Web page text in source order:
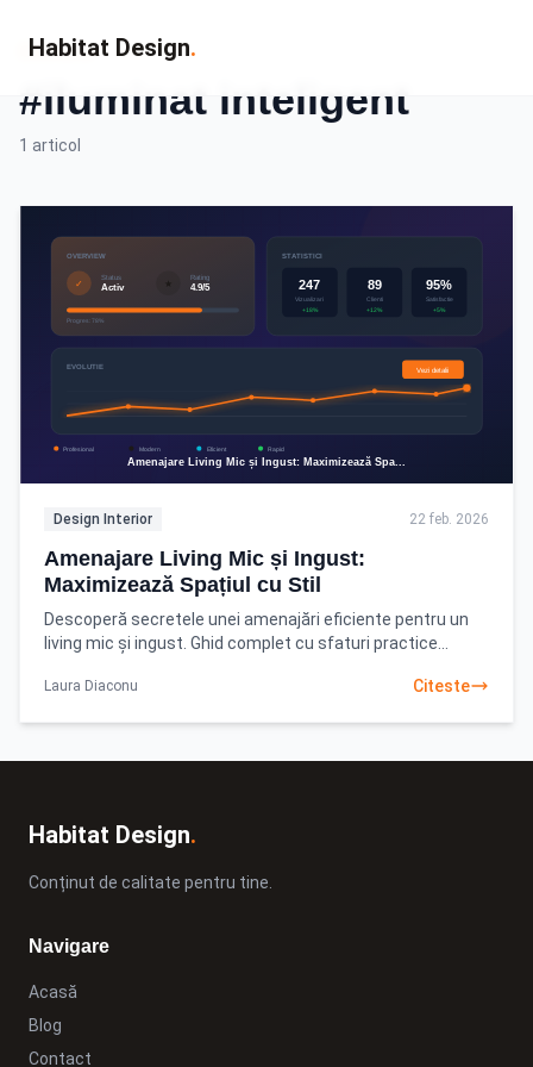
Habitat Design.
Eticheta
#iluminat inteligent
1 articol
Design Interior 22 feb. 2026
Amenajare Living Mic și Ingust:
Maximizează Spațiul cu Stil
Descoperă secretele unei amenajări eficiente pentru un
living mic și ingust. Ghid complet cu sfaturi practice
Laura Diaconu Citeste
Habitat Design.
Conținut de calitate pentru tine.
Navigare
Acasă
Blog
Contact